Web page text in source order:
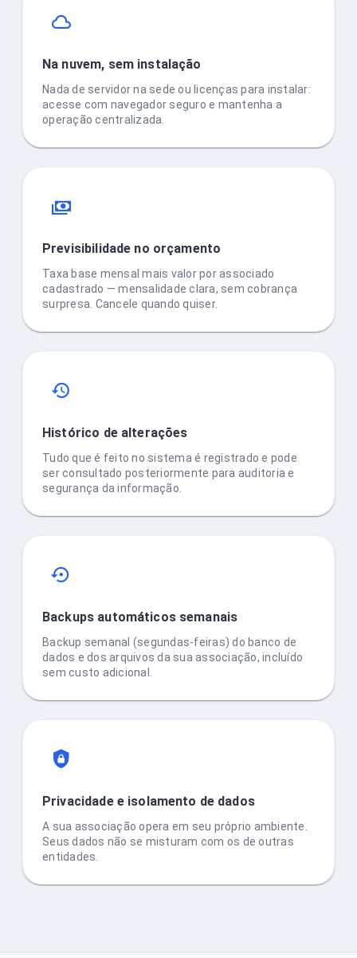
Na nuvem, sem instalação
Nada de servidor na sede ou licenças para instalar:
acesse com navegador seguro e mantenha a
operação centralizada.
Previsibilidade no orçamento
Taxa base mensal mais valor por associado
cadastrado — mensalidade clara, sem cobrança
surpresa. Cancele quando quiser.
Histórico de alterações
Tudo que é feito no sistema é registrado e pode
ser consultado posteriormente para auditoria e
segurança da informação.
Backups automáticos semanais
Backup semanal (segundas-feiras) do banco de
dados e dos arquivos da sua associação, incluído
sem custo adicional.
Privacidade e isolamento de dados
A sua associação opera em seu próprio ambiente.
Seus dados não se misturam com os de outras
entidades.